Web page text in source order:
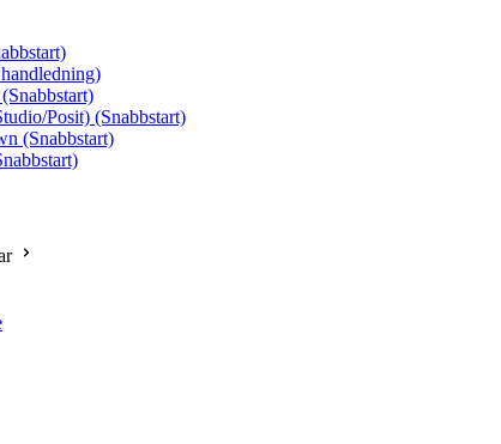
Posit) (Snabbstart)
(Snabbstart)